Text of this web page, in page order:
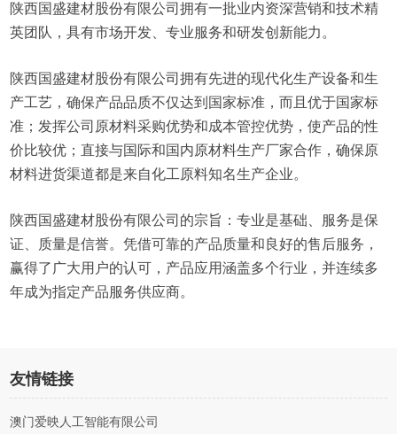
陕西国盛建材股份有限公司拥有一批业内资深营销和技术精
英团队，具有市场开发、专业服务和研发创新能力。
陕西国盛建材股份有限公司拥有先进的现代化生产设备和生
产工艺，确保产品品质不仅达到国家标准，而且优于国家标
准；发挥公司原材料采购优势和成本管控优势，使产品的性
价比较优；直接与国际和国内原材料生产厂家合作，确保原
材料进货渠道都是来自化工原料知名生产企业。
陕西国盛建材股份有限公司的宗旨：专业是基础、服务是保
证、质量是信誉。凭借可靠的产品质量和良好的售后服务，
赢得了广大用户的认可，产品应用涵盖多个行业，并连续多
年成为指定产品服务供应商。
友情链接
澳门爱映人工智能有限公司